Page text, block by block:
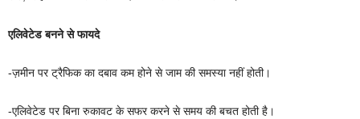
एलिवेटेड बनने से फायदे
-ज़मीन पर ट्रैफिक का दबाव कम होने से जाम की समस्या नहीं होती।
-एलिवेटेड पर बिना रुकावट के सफर करने से समय की बचत होती है।